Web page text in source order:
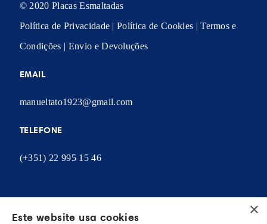
© 2020 Placas Esmaltadas
Política de Privacidade |Política de Cookies |Termos e
Condições | Envio e Devoluções
EMAIL
manueltato1923@gmail.com
TELEFONE
(+351) 22 995 15 46
A MINHA CONTA ×
Este website usa cookies